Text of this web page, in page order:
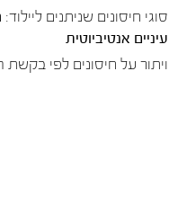
סוגי חיסונים שניתנים ליילוד:
עיניים אנטיביוטית
ויתור על חיסונים לפי בקשת